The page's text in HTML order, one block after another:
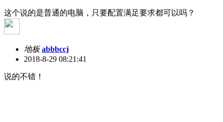
这个说的是普通的电脑，只要配置满足要求都可以吗？
地板 abbbccj
2018-8-29 08:21:41
说的不错！